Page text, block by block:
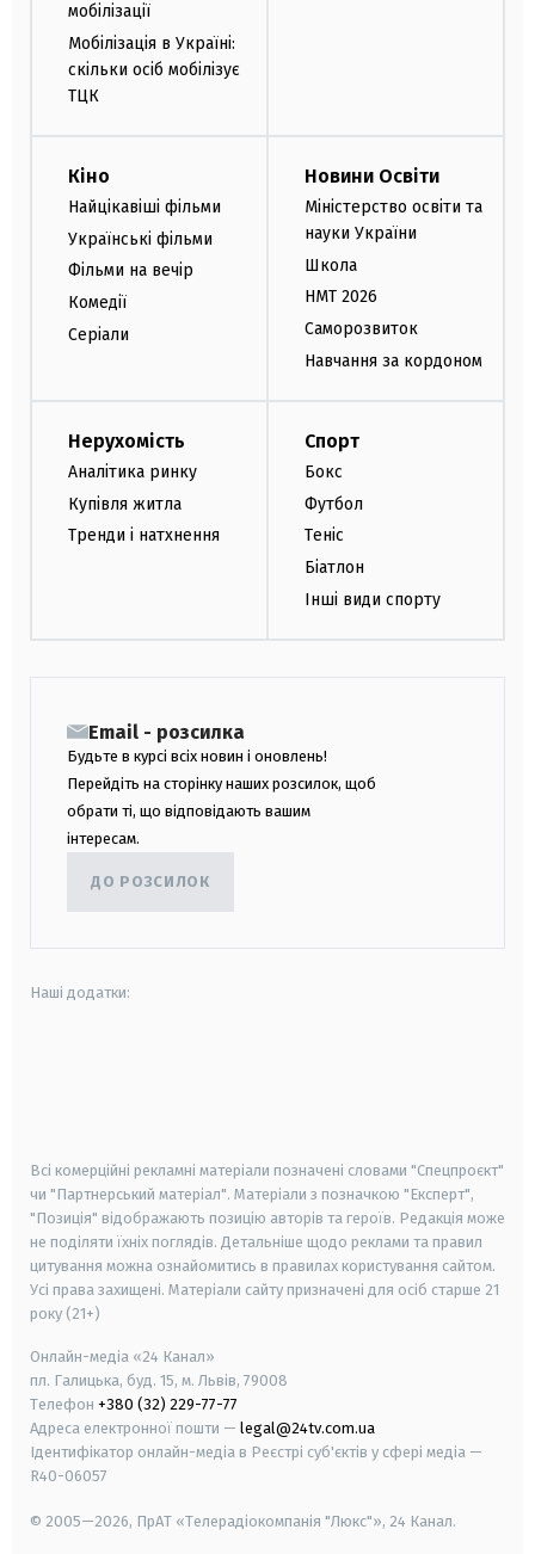
мобілізації
Мобілізація в Україні:
скільки осіб мобілізує
ТЦК
Кіно
Найцікавіші фільми
Українські фільми
Фільми на вечір
Комедії
Серіали
Новини Освіти
Міністерство освіти та
науки України
Школа
НМТ 2026
Саморозвиток
Навчання за кордоном
Нерухомість
Аналітика ринку
Купівля житла
Тренди і натхнення
Спорт
Бокс
Футбол
Теніс
Біатлон
Інші види спорту
Email - розсилка
Будьте в курсі всіх новин і оновлень!
Перейдіть на сторінку наших розсилок, щоб
обрати ті, що відповідають вашим
інтересам.
ДО РОЗСИЛОК
Наші додатки:
Всі комерційні рекламні матеріали позначені словами "Спецпроєкт"
чи "Партнерський матеріал". Матеріали з позначкою "Експерт",
"Позиція" відображають позицію авторів та героїв. Редакція може
не поділяти їхніх поглядів. Детальніше щодо реклами та правил
цитування можна ознайомитись в правилах користування сайтом.
Усі права захищені. Матеріали сайту призначені для осіб старше 21
року (21+)
Онлайн-медіа «24 Канал»
пл. Галицька, буд. 15, м. Львів, 79008
Телефон +380 (32) 229-77-77
Адреса електронної пошти — legal@24tv.com.ua
Ідентифікатор онлайн-медіа в Реєстрі суб'єктів у сфері медіа —
R40-06057
© 2005—2026, ПрАТ «Телерадіокомпанія "Люкс"», 24 Канал.